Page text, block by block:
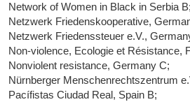
Network of Women in Black in Serbia B;
Netzwerk Friedenskooperative,
Netzwerk Friedenssteuer e.V.,
Non-violence, Ecologie et Résistance,
Nonviolent resistance, Germany C;
Nürnberger Menschenrechtszentrum
Pacífistas Ciudad Real, Spain B;